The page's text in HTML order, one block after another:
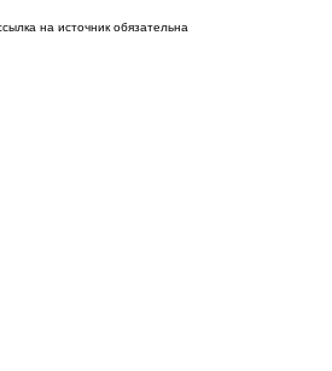
на источник обязательна